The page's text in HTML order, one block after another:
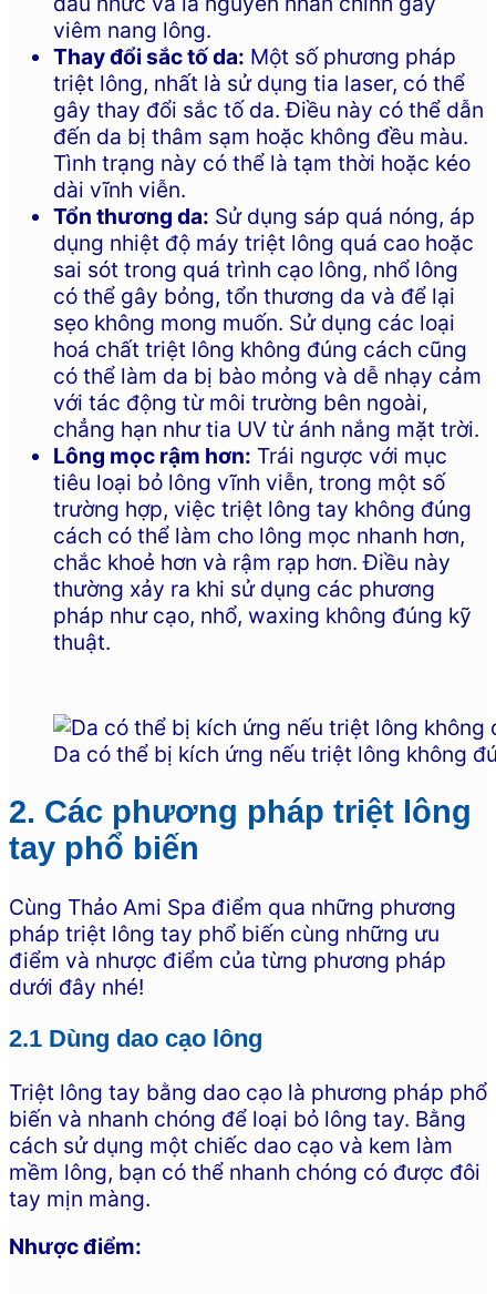
viêm nang lông.
Thay đổi sắc tố da: Một số phương pháp
triệt lông, nhất là sử dụng tia laser, có thể
gây thay đổi sắc tố da. Điều này có thể dẫn
đến da bị thâm sạm hoặc không đều màu.
Tình trạng này có thể là tạm thời hoặc kéo
dài vĩnh viễn.
Tổn thương da: Sử dụng sáp quá nóng, áp
dụng nhiệt độ máy triệt lông quá cao hoặc
sai sót trong quá trình cạo lông, nhổ lông
có thể gây bỏng, tổn thương da và để lại
sẹo không mong muốn. Sử dụng các loại
hoá chất triệt lông không đúng cách cũng
có thể làm da bị bào mỏng và dễ nhạy cảm
với tác động từ môi trường bên ngoài,
chẳng hạn như tia UV từ ánh nắng mặt trời.
Lông mọc rậm hơn: Trái ngược với mục
tiêu loại bỏ lông vĩnh viễn, trong một số
trường hợp, việc triệt lông tay không đúng
cách có thể làm cho lông mọc nhanh hơn,
chắc khoẻ hơn và rậm rạp hơn. Điều này
thường xảy ra khi sử dụng các phương
pháp như cạo, nhổ, waxing không đúng kỹ
thuật.
Da có thể bị kích ứng nếu triệt lông không
2. Các phương pháp triệt lông
tay phổ biến
Cùng Thảo Ami Spa điểm qua những phương
pháp triệt lông tay phổ biến cùng những ưu
điểm và nhược điểm của từng phương pháp
dưới đây nhé!
2.1 Dùng dao cạo lông
Triệt lông tay bằng dao cạo là phương pháp phổ
biến và nhanh chóng để loại bỏ lông tay. Bằng
cách sử dụng một chiếc dao cạo và kem làm
mềm lông, bạn có thể nhanh chóng có được đôi
tay mịn màng.
Nhược điểm: